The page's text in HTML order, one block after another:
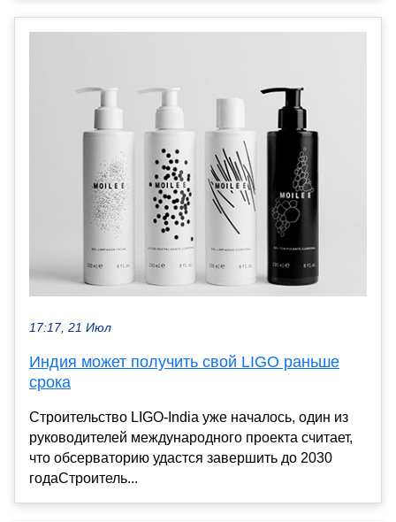
17:17, 21 Июл
Индия может получить свой LIGO раньше
срока
Строительство LIGO-India уже началось, один из
руководителей международного проекта считает,
что обсерваторию удастся завершить до 2030
годаСтроитель...